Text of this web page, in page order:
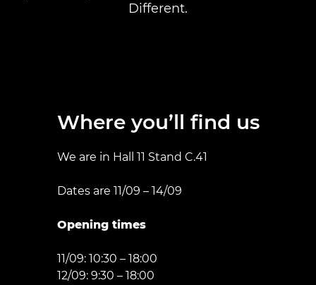
Different.
Where you’ll find us
We are in Hall 11 Stand C.41
Dates are 11/09 – 14/09
Opening times
11/09: 10:30 – 18:00
12/09: 9:30 – 18:00